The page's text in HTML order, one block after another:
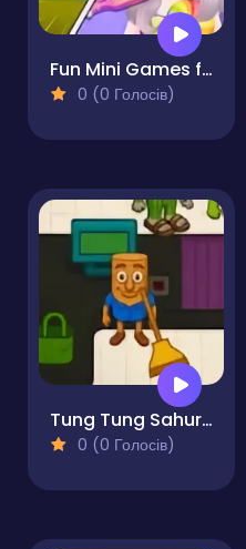
Fun Mini Games for Princess
0 (0 Голосів)
Tung Tung Sahur Supermarket
0 (0 Голосів)